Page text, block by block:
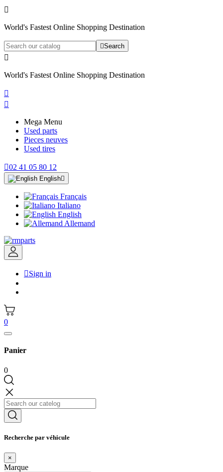

World's Fastest Online Shopping Destination
Search

World's Fastest Online Shopping Destination


Mega Menu
Used parts
Pieces neuves
Used tires
02 41 05 80 12
English
Français
Italiano
English
Allemand
Sign in
0
Panier
0
Recherche par véhicule
×
Marque